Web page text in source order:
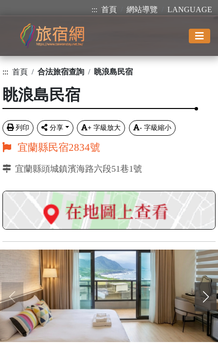
::: 首頁 網站導覽 LANGUAGE
::: 首頁 合法旅宿查詢 眺浪島民宿
眺浪島民宿
列印 分享 + 字級放大 - 字級縮小
宜蘭縣民宿2834號
宜蘭縣頭城鎮濱海路六段51巷1號